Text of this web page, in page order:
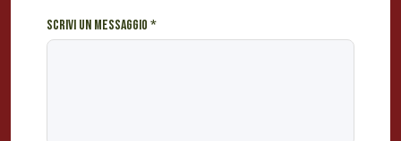
Scrivi un messaggio *